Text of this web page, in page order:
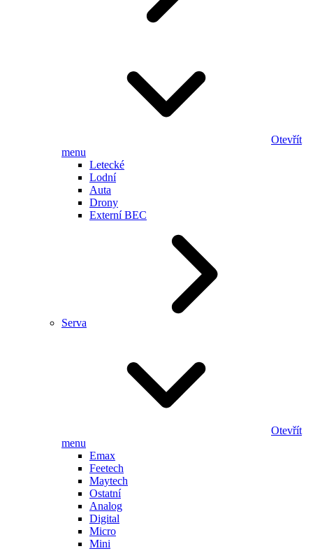
Otevřít
menu
Letecké
Lodní
Auta
Drony
Externí BEC
Serva
Otevřít
menu
Emax
Feetech
Maytech
Ostatní
Analog
Digital
Micro
Mini